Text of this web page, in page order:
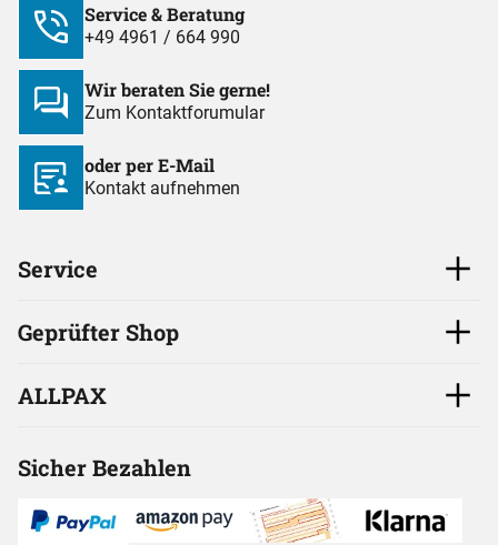
Service & Beratung
+49 4961 / 664 990
Wir beraten Sie gerne!
Zum Kontaktforumular
oder per E-Mail
Kontakt aufnehmen
Service
Geprüfter Shop
ALLPAX
Sicher Bezahlen